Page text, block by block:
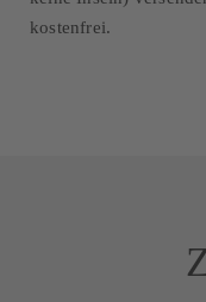
kostenfrei.